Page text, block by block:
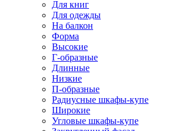
Для книг
Для одежды
На балкон
Форма
Высокие
Г-образные
Длинные
Низкие
П-образные
Радиусные шкафы-купе
Широкие
Угловые шкафы-купе